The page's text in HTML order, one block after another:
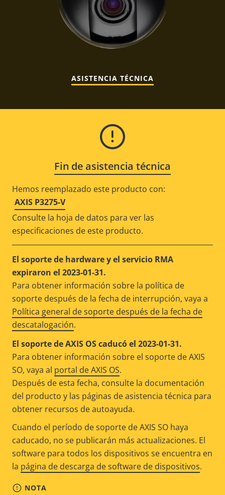
ASISTENCIA TÉCNICA
Fin de asistencia técnica
Hemos reemplazado este producto con:
AXIS P3275-V
Consulte la hoja de datos para ver las
especificaciones de este producto.
El soporte de hardware y el servicio RMA
expiraron el 2023-01-31.
Para obtener información sobre la política de
soporte después de la fecha de interrupción, vaya a
Política general de soporte después de la fecha de
descatalogación.
El soporte de AXIS OS caducó el 2023-01-31.
Para obtener información sobre el soporte de AXIS
SO, vaya al portal de AXIS OS.
Después de esta fecha, consulte la documentación
del producto y las páginas de asistencia técnica para
obtener recursos de autoayuda.
Cuando el período de soporte de AXIS SO haya
caducado, no se publicarán más actualizaciones. El
software para todos los dispositivos se encuentra en
la página de descarga de software de dispositivos.
NOTA